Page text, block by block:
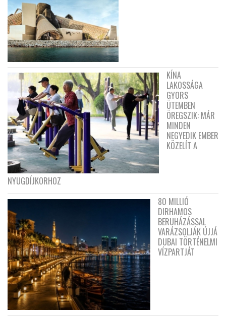
KÍNA
LAKOSSÁGA
GYORS
ÜTEMBEN
ÖREGSZIK: MÁR
MINDEN
NEGYEDIK EMBER
KÖZELÍT A
NYUGDÍJKORHOZ
80 MILLIÓ
DIRHAMOS
BERUHÁZÁSSAL
VARÁZSOLJÁK ÚJJÁ
DUBAI TÖRTÉNELMI
VÍZPARTJÁT